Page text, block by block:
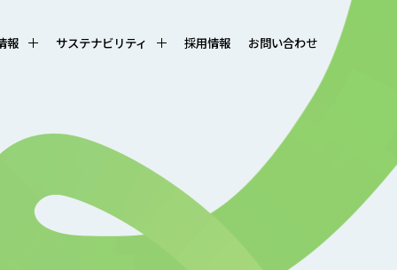
報 サステナビリティ 採用情報 お問い合わせ